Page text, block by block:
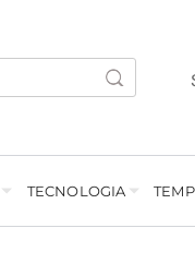
TECNOLOGIA